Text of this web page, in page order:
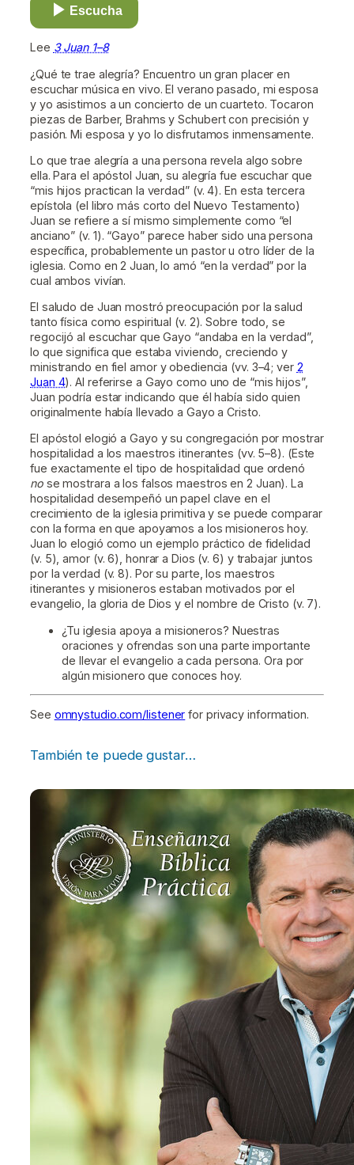
Escucha
Lee 3 Juan 1–8
¿Qué te trae alegría? Encuentro un gran placer en
escuchar música en vivo. El verano pasado, mi esposa
y yo asistimos a un concierto de un cuarteto. Tocaron
piezas de Barber, Brahms y Schubert con precisión y
pasión. Mi esposa y yo lo disfrutamos inmensamente.
Lo que trae alegría a una persona revela algo sobre
ella. Para el apóstol Juan, su alegría fue escuchar que
“mis hijos practican la verdad” (v. 4). En esta tercera
epístola (el libro más corto del Nuevo Testamento)
Juan se refiere a sí mismo simplemente como “el
anciano” (v. 1). “Gayo” parece haber sido una persona
específica, probablemente un pastor u otro líder de la
iglesia. Como en 2 Juan, lo amó “en la verdad” por la
cual ambos vivían.
El saludo de Juan mostró preocupación por la salud
tanto física como espiritual (v. 2). Sobre todo, se
regocijó al escuchar que Gayo “andaba en la verdad”,
lo que significa que estaba viviendo, creciendo y
ministrando en fiel amor y obediencia (vv. 3–4; ver 2
Juan 4). Al referirse a Gayo como uno de “mis hijos”,
Juan podría estar indicando que él había sido quien
originalmente había llevado a Gayo a Cristo.
El apóstol elogió a Gayo y su congregación por mostrar
hospitalidad a los maestros itinerantes (vv. 5–8). (Este
fue exactamente el tipo de hospitalidad que ordenó
no se mostrara a los falsos maestros en 2 Juan). La
hospitalidad desempeñó un papel clave en el
crecimiento de la iglesia primitiva y se puede comparar
con la forma en que apoyamos a los misioneros hoy.
Juan lo elogió como un ejemplo práctico de fidelidad
(v. 5), amor (v. 6), honrar a Dios (v. 6) y trabajar juntos
por la verdad (v. 8). Por su parte, los maestros
itinerantes y misioneros estaban motivados por el
evangelio, la gloria de Dios y el nombre de Cristo (v. 7).
¿Tu iglesia apoya a misioneros? Nuestras
oraciones y ofrendas son una parte importante
de llevar el evangelio a cada persona. Ora por
algún misionero que conoces hoy.
See omnystudio.com/listener for privacy information.
También te puede gustar…